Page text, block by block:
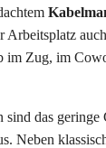
Arbeitsplatz
im Zug, im
sind das
Neben